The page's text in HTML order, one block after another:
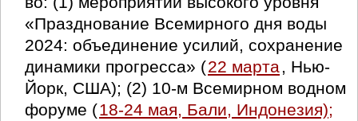
«Празднование Всемирного дня воды
2024: объединение усилий, сохранение
динамики прогресса» (22 марта, Нью-
Йорк, США); (2) 10-м Всемирном водном
форуме (18-24 мая, Бали, Индонезия);